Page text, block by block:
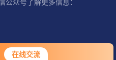
在线交流
公众号了解更多信息：
扫一扫